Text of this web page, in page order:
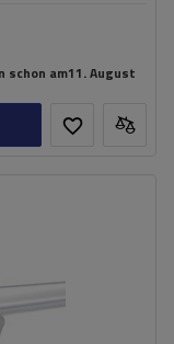
schon am11. August